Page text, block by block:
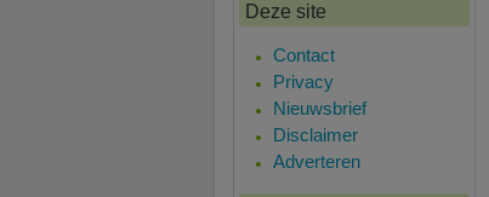
Deze site
Contact
Privacy
Nieuwsbrief
Disclaimer
Adverteren